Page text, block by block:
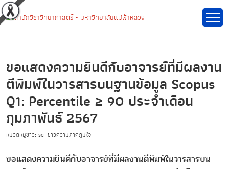
ขอแสดงความยินดีกับอาจารย์ที่มีผลงาน
ตีพิมพ์ในวารสารบนฐานข้อมูล Scopus
Q1: Percentile ≥ 90 ประจำเดือน
กุมภาพันธ์ 2567
หมวดหมู่ข่าว: sci-ข่าวความภาคภูมิใจ
ขอแสดงความยินดีกับอาจารย์ที่มีผลงานตีพิมพ์ในวารสารบน